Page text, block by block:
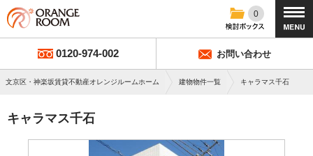
0
0120-974-002 お問い合わせ
文京区・神楽坂賃貸不動産オレンジルームホーム 建物物件一覧 キャラマス千石
キャラマス千石